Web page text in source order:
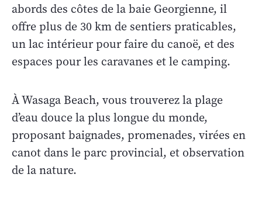
abords des côtes de la baie Georgienne, il
offre plus de 30 km de sentiers praticables,
un lac intérieur pour faire du canoë, et des
espaces pour les caravanes et le camping.
À Wasaga Beach, vous trouverez la plage
d’eau douce la plus longue du monde,
proposant baignades, promenades, virées en
canot dans le parc provincial, et observation
de la nature.